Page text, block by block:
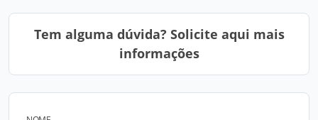
Tem alguma dúvida? Solicite aqui mais
informações